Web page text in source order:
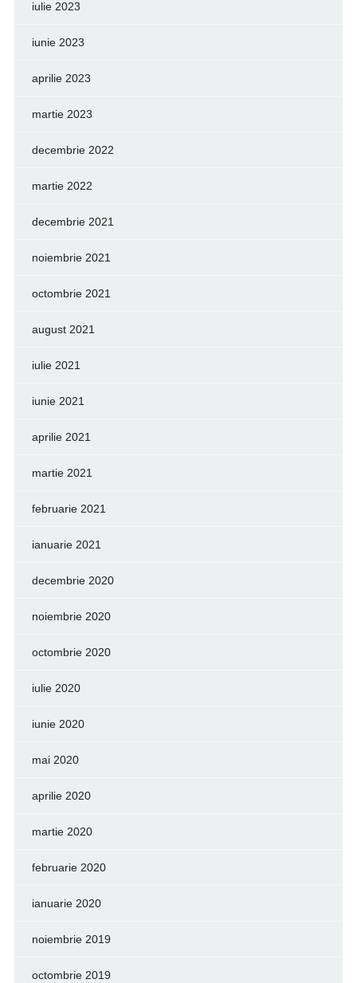
iulie 2023
iunie 2023
aprilie 2023
martie 2023
decembrie 2022
martie 2022
decembrie 2021
noiembrie 2021
octombrie 2021
august 2021
iulie 2021
iunie 2021
aprilie 2021
martie 2021
februarie 2021
ianuarie 2021
decembrie 2020
noiembrie 2020
octombrie 2020
iulie 2020
iunie 2020
mai 2020
aprilie 2020
martie 2020
februarie 2020
ianuarie 2020
noiembrie 2019
octombrie 2019